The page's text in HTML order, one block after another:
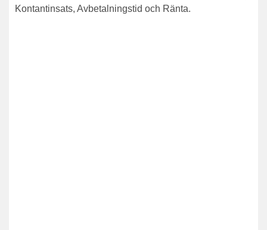
Kontantinsats, Avbetalningstid och Ränta.